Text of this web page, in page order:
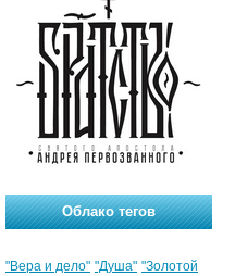
Облако тегов
"Вера и дело" "Душа" "Золотой